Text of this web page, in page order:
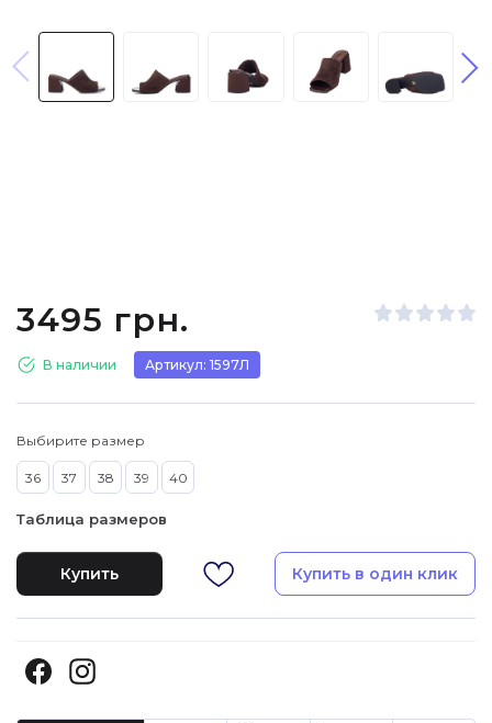
3495 грн.
В наличии Артикул: 1597Л
Выбирите размер
36 37 38 39 40
Таблица размеров
Купить Купить в один клик